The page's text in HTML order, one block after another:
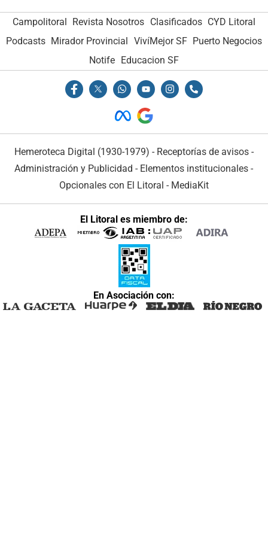
Campolitoral Revista Nosotros Clasificados CYD Litoral
Podcasts Mirador Provincial VivíMejor SF Puerto Negocios
Notife Educacion SF
Hemeroteca Digital (1930-1979) - Receptorías de avisos -
Administración y Publicidad - Elementos institucionales -
Opcionales con El Litoral - MediaKit
El Litoral es miembro de:
En Asociación con: